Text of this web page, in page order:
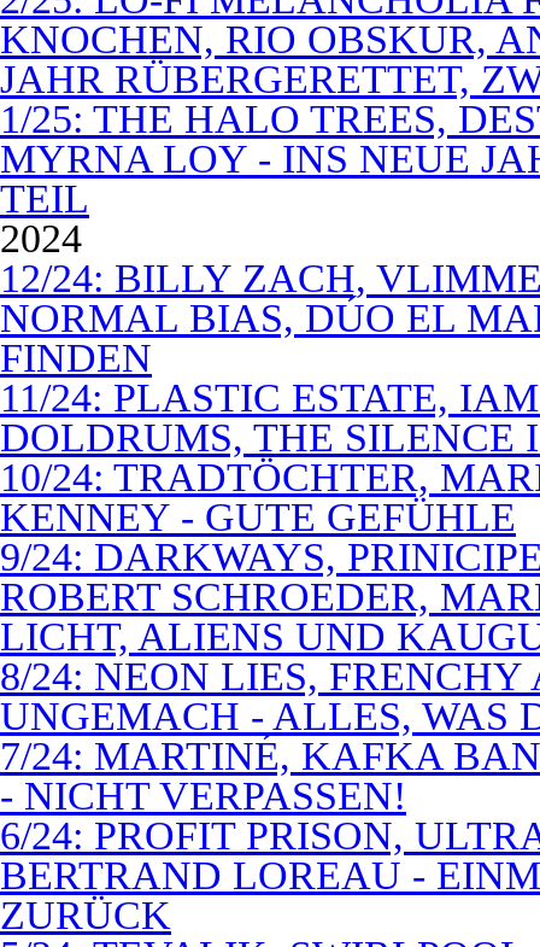
KNOCHEN, RIO OBSKUR,
JAHR RÜBERGERETTET,
1/25: THE HALO TREES,
MYRNA LOY - INS NEUE
TEIL
2024
12/24: BILLY ZACH,
NORMAL BIAS, DÚO EL
FINDEN
11/24: PLASTIC ESTATE,
DOLDRUMS, THE SILENCE
10/24: TRADTÖCHTER,
KENNEY - GUTE GEFÜHLE
9/24: DARKWAYS,
ROBERT SCHROEDER,
LICHT, ALIENS UND
8/24: NEON LIES,
UNGEMACH - ALLES, WAS
7/24: MARTINÉ, KAFKA
- NICHT VERPASSEN!
6/24: PROFIT PRISON,
BERTRAND LOREAU -
ZURÜCK